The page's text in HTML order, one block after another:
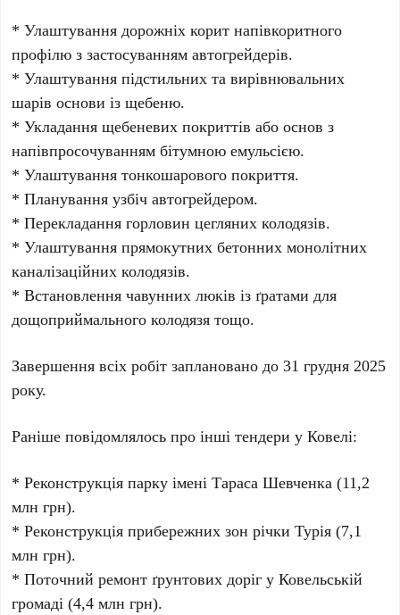
* Улаштування дорожніх корит напівкоритного
профілю з застосуванням автогрейдерів.
* Улаштування підстильних та вирівнювальних
шарів основи із щебеню.
* Укладання щебеневих покриттів або основ з
напівпросочуванням бітумною емульсією.
* Улаштування тонкошарового покриття.
* Планування узбіч автогрейдером.
* Перекладання горловин цегляних колодязів.
* Улаштування прямокутних бетонних монолітних
каналізаційних колодязів.
* Встановлення чавунних люків із ґратами для
дощоприймального колодязя тощо.
Завершення всіх робіт заплановано до 31 грудня 2025
року.
Раніше повідомлялось про інші тендери у Ковелі:
* Реконструкція парку імені Тараса Шевченка (11,2
млн грн).
* Реконструкція прибережних зон річки Турія (7,1
млн грн).
* Поточний ремонт ґрунтових доріг у Ковельській
громаді (4,4 млн грн).